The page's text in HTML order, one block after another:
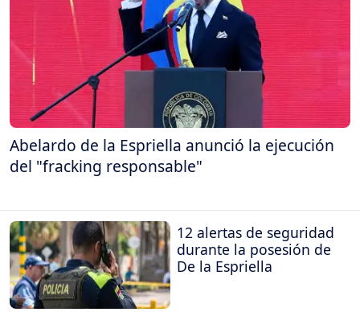
Abelardo de la Espriella anunció la ejecución
del "fracking responsable"
12 alertas de seguridad
durante la posesión de
De la Espriella